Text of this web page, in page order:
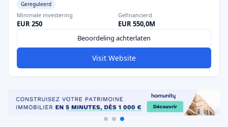
Gereguleerd
Minimale investering
EUR 250
Gefinancierd
EUR 550,0M
Beoordeling achterlaten
Visit Website